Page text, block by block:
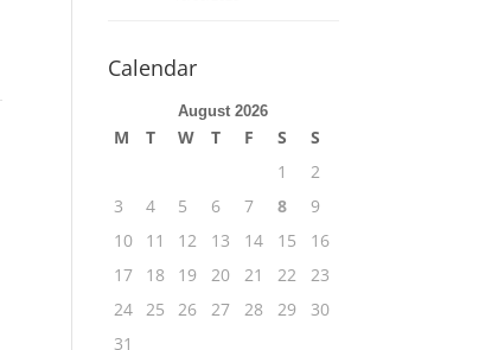
Calendar
August 2026
M T W T F S
S
1
2
3
4 5 6 7 8
9
10
11 12 13 14 15
16
17
18 19 20 21 22
23
24 25 26 27 28 29
30
31